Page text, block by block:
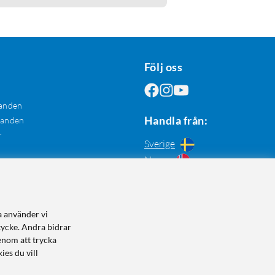
Följ oss
Handla från:
Sverige
Norge
använder vi
Andra bidrar
att trycka
du vill